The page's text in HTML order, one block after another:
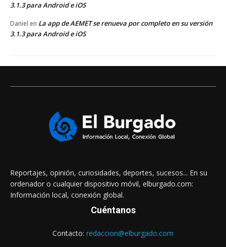
3.1.3 para Android e iOS
Daniel en La app de AEMET se renueva por completo en su versión
3.1.3 para Android e iOS
Reportajes, opinión, curiosidades, deportes, sucesos... En su
ordenador o cualquier dispositivo móvil, elburgado.com:
Información local, conexión global.
Cuéntanos
Contacto: redaccion@elburgado.com